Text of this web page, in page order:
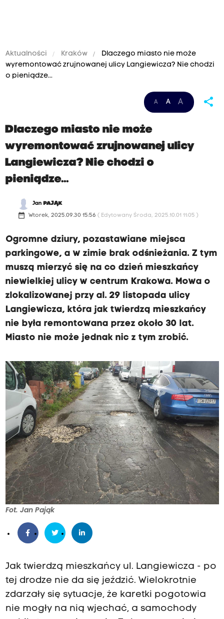
Aktualności Kraków
Dlaczego miasto nie może
wyremontować zrujnowanej ulicy Langiewicza? Nie chodzi
o pieniądze...
A A A share
Dlaczego miasto nie może
wyremontować zrujnowanej ulicy
Langiewicza? Nie chodzi o
pieniądze...
Jan PAJĄK
date_range Wtorek, 2025.09.30 15:56 ( Edytowany Środa, 2025.10.01 11:05 )
Ogromne dziury, pozastawiane miejsca
parkingowe, a w zimie brak odśnieżania. Z tym
muszą mierzyć się na co dzień mieszkańcy
niewielkiej ulicy w centrum Krakowa. Mowa o
zlokalizowanej przy al. 29 listopada ulicy
Langiewicza, która jak twierdzą mieszkańcy
nie była remontowana przez około 30 lat.
Miasto nie może jednak nic z tym zrobić.
Fot. Jan Pająk
Jak twierdzą mieszkańcy ul. Langiewicza - po
tej drodze nie da się jeździć. Wielokrotnie
zdarzały się sytuacje, że karetki pogotowia
nie mogły na nią wjechać, a samochody